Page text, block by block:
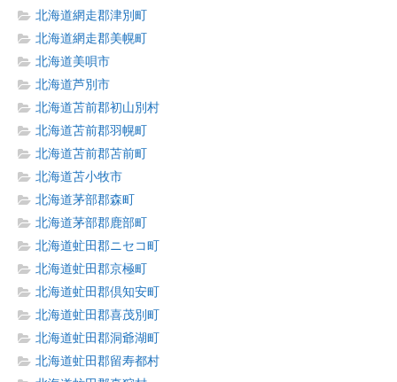
北海道網走郡津別町
北海道網走郡美幌町
北海道美唄市
北海道芦別市
北海道苫前郡初山別村
北海道苫前郡羽幌町
北海道苫前郡苫前町
北海道苫小牧市
北海道茅部郡森町
北海道茅部郡鹿部町
北海道虻田郡ニセコ町
北海道虻田郡京極町
北海道虻田郡倶知安町
北海道虻田郡喜茂別町
北海道虻田郡洞爺湖町
北海道虻田郡留寿都村